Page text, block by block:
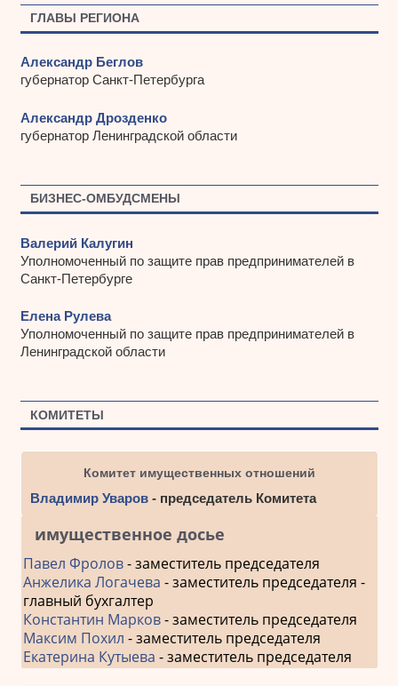
ГЛАВЫ РЕГИОНА
Александр Беглов
губернатор Санкт-Петербурга
Александр Дрозденко
губернатор Ленинградской области
БИЗНЕС-ОМБУДСМЕНЫ
Валерий Калугин
Уполномоченный по защите прав предпринимателей в
Санкт-Петербурге
Елена Рулева
Уполномоченный по защите прав предпринимателей в
Ленинградской области
КОМИТЕТЫ
Комитет имущественных отношений
Владимир Уваров- председатель Комитета
имущественное досье
Павел Фролов- заместитель председателя
Анжелика Логачева - заместитель председателя -
главный бухгалтер
Константин Марков- заместитель председателя
Максим Похил - заместитель председателя
Екатерина Кутыева - заместитель председателя
ы